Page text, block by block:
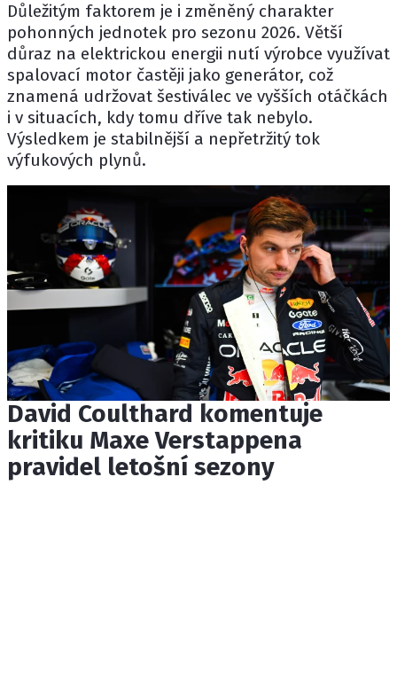
Důležitým faktorem je i změněný charakter
pohonných jednotek pro sezonu 2026. Větší
důraz na elektrickou energii nutí výrobce využívat
spalovací motor častěji jako generátor, což
znamená udržovat šestiválec ve vyšších otáčkách
i v situacích, kdy tomu dříve tak nebylo.
Výsledkem je stabilnější a nepřetržitý tok
výfukových plynů.
David Coulthard komentuje
kritiku Maxe Verstappena
pravidel letošní sezony